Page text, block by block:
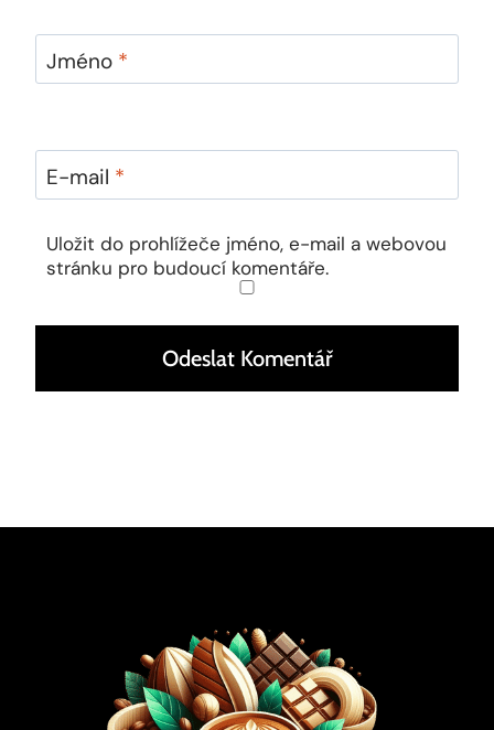
Jméno *
E-mail *
Uložit do prohlížeče jméno, e-mail a webovou
stránku pro budoucí komentáře.